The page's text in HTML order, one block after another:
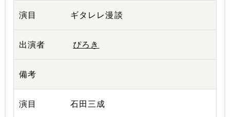
ギタレレ漫談
ぴろき
石田三成